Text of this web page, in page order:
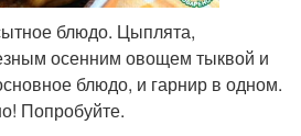
блюдо. Цыплята,
осенним овощем тыквой и
блюдо, и гарнир в одном.
Попробуйте.